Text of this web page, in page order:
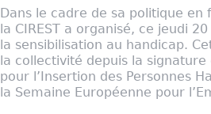
Dans le cadre de sa politique en
la CIREST a organisé, ce jeudi
la sensibilisation au handicap.
la collectivité depuis la signature
pour l’Insertion des Personnes
la Semaine Européenne pour